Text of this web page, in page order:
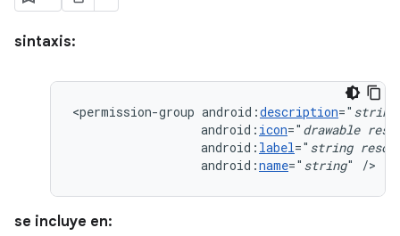
sintaxis:
<permission-group android:description=" string
android: icon=" drawable
android: label=" string
android:name=" string" />
se incluye en: